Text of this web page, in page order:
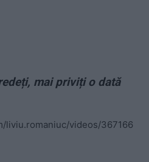
mai priviți o dată
liviu.romaniuc/videos/367166